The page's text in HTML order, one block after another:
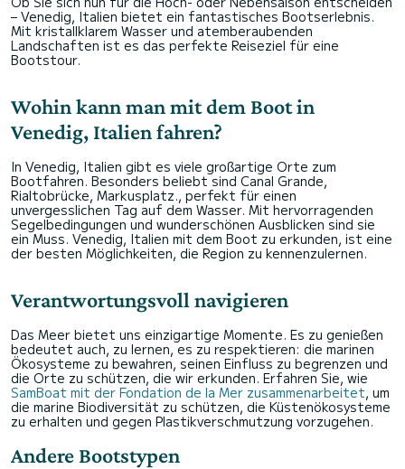
– Venedig, Italien bietet ein fantastisches Bootserlebnis.
Mit kristallklarem Wasser und atemberaubenden
Landschaften ist es das perfekte Reiseziel für eine
Bootstour.
Wohin kann man mit dem Boot in
Venedig, Italien fahren?
In Venedig, Italien gibt es viele großartige Orte zum
Bootfahren. Besonders beliebt sind Canal Grande,
Rialtobrücke, Markusplatz., perfekt für einen
unvergesslichen Tag auf dem Wasser. Mit hervorragenden
Segelbedingungen und wunderschönen Ausblicken sind sie
ein Muss. Venedig, Italien mit dem Boot zu erkunden, ist eine
der besten Möglichkeiten, die Region zu kennenzulernen.
Verantwortungsvoll navigieren
Das Meer bietet uns einzigartige Momente. Es zu genießen
bedeutet auch, zu lernen, es zu respektieren: die marinen
Ökosysteme zu bewahren, seinen Einfluss zu begrenzen und
die Orte zu schützen, die wir erkunden. Erfahren Sie, wie
SamBoat mit der Fondation de la Mer zusammenarbeitet, um
die marine Biodiversität zu schützen, die Küstenökosysteme
zu erhalten und gegen Plastikverschmutzung vorzugehen.
Andere Bootstypen